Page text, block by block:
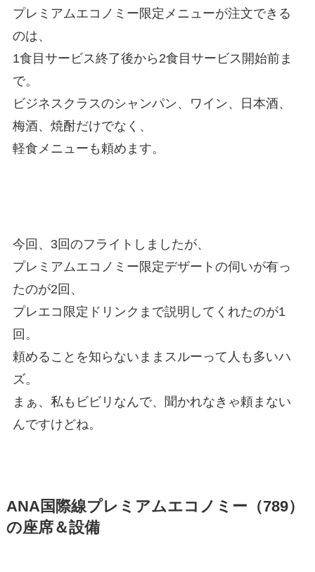
プレミアムエコノミー限定メニューが注文できる
のは、
1食目サービス終了後から2食目サービス開始前ま
で。
ビジネスクラスのシャンパン、ワイン、日本酒、
梅酒、焼酎だけでなく、
軽食メニューも頼めます。
今回、3回のフライトしましたが、
プレミアムエコノミー限定デザートの伺いが有っ
たのが2回、
プレエコ限定ドリンクまで説明してくれたのが1
回。
頼めることを知らないままスルーって人も多いハ
ズ。
まぁ、私もビビリなんで、聞かれなきゃ頼まない
んですけどね。
ANA国際線プレミアムエコノミー（789）
の座席＆設備